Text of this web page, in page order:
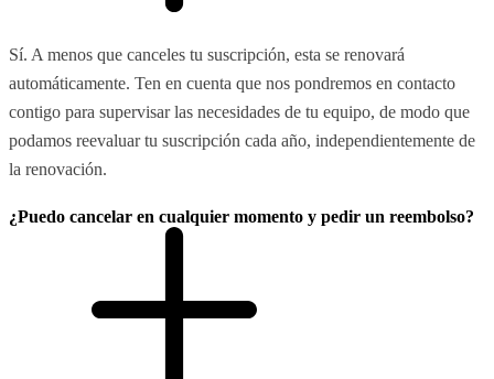
Sí. A menos que canceles tu suscripción, esta se renovará
automáticamente. Ten en cuenta que nos pondremos en contacto
contigo para supervisar las necesidades de tu equipo, de modo que
podamos reevaluar tu suscripción cada año, independientemente de
la renovación.
¿Puedo cancelar en cualquier momento y pedir un reembolso?